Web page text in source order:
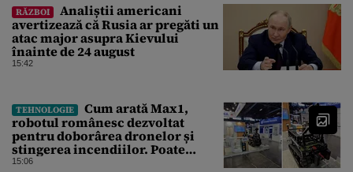
RĂZBOI
Analiștii americani
avertizează că Rusia ar pregăti un
atac major asupra Kievului
înainte de 24 august
15:42
TEHNOLOGIE
Cum arată Max1,
robotul românesc dezvoltat
pentru doborârea dronelor și
stingerea incendiilor. Poate
transporta încărcături de până la
15:06